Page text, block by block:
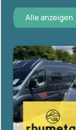
Alle anzeigen